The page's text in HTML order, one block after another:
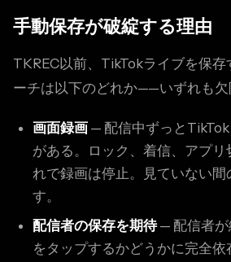
手動保存が破綻する理由
TKREC以前、TikTokライブを保存
ーチは以下のどれか——いずれも欠
画面録画 — 配信中ずっと
がある。ロック、着信、アプリ
れで録画は停止。見ていない
す。
配信者の保存を期待— 配信者が
をタップするかどうかに完全